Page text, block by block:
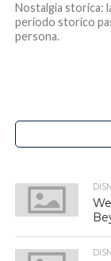
Nostalgia storica:
periodo storico
persona.